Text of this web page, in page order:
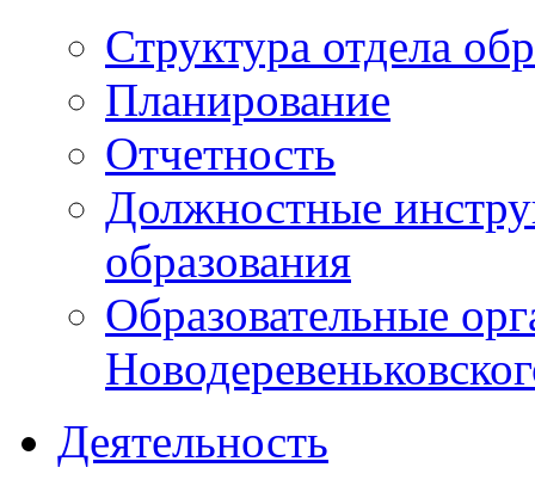
Структура отдела
Планирование
Отчетность
Должностные
образования
Образовательные
Деятельность